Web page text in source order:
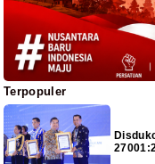
Terpopuler